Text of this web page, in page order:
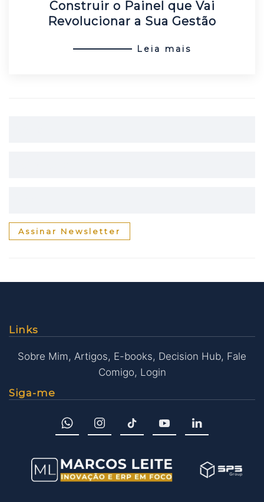
Construir o Painel que Vai
Revolucionar a Sua Gestão
Leia mais
Assinar Newsletter
Links
Sobre Mim, Artigos, E-books, Decision Hub, Fale
Comigo, Login
Siga-me